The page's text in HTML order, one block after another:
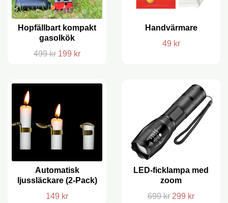
Hopfällbart kompakt
gasolkök
499 kr 199 kr
Handvärmare
49 kr
Automatisk
ljussläckare (2-Pack)
149 kr
LED-ficklampa med
zoom
699 kr 299 kr